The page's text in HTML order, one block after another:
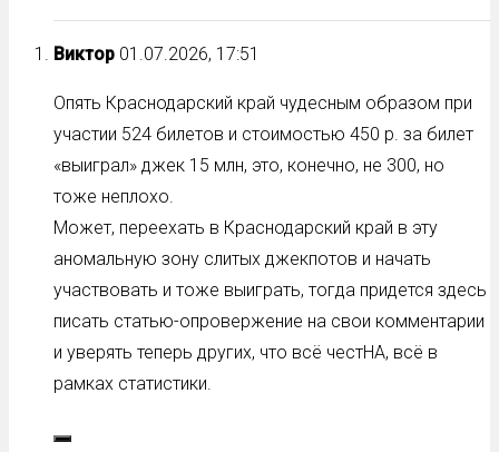
Виктор 01.07.2026, 17:51
Опять Краснодарский край чудесным образом при
участии 524 билетов и стоимостью 450 р. за билет
«выиграл» джек 15 млн, это, конечно, не 300, но
тоже неплохо.
Может, переехать в Краснодарский край в эту
аномальную зону слитых джекпотов и начать
участвовать и тоже выиграть, тогда придется здесь
писать статью-опровержение на свои комментарии
и уверять теперь других, что всё честНА, всё в
рамках статистики.